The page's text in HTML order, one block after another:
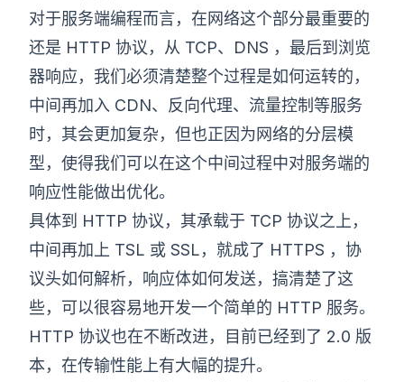
对于服务端编程而言，在网络这个部分最重要的
还是 HTTP 协议，从 TCP、DNS ，最后到浏览
器响应，我们必须清楚整个过程是如何运转的，
中间再加入 CDN、反向代理、流量控制等服务
时，其会更加复杂，但也正因为网络的分层模
型，使得我们可以在这个中间过程中对服务端的
响应性能做出优化。
具体到 HTTP 协议，其承载于 TCP 协议之上，
中间再加上 TSL 或 SSL，就成了 HTTPS ，协
议头如何解析，响应体如何发送，搞清楚了这
些，可以很容易地开发一个简单的 HTTP 服务。
HTTP 协议也在不断改进，目前已经到了 2.0 版
本，在传输性能上有大幅的提升。